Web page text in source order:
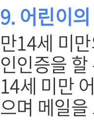
9. 어린이
만14세 미
인인증을
14세 미만
으며 메일